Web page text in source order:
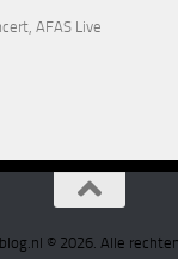
AFAS Live
© 2026. Alle